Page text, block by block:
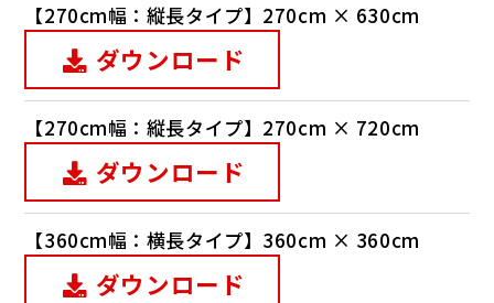
【270cm幅：縦長タイプ】270cm × 630cm
ダウンロード
【270cm幅：縦長タイプ】270cm × 720cm
ダウンロード
【360cm幅：横長タイプ】360cm × 360cm
ダウンロード